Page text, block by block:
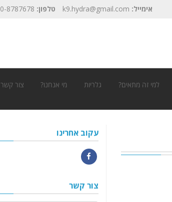
אימייל: k9.hydra@gmail.com טלפון:
למי זה מתאים? גלריות מי אנחנו? צור קשר
עקוב אחרינו
צור קשר